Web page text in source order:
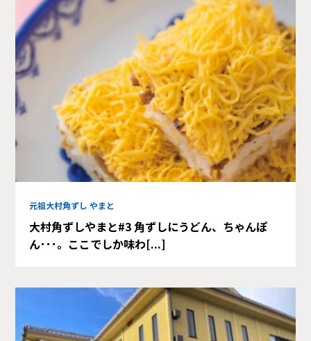
元祖大村角ずし やまと
大村角ずしやまと#3 角ずしにうどん、ちゃんぽ
ん･･･。ここでしか味わ[...]